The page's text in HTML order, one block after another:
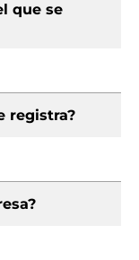
que se
registra?